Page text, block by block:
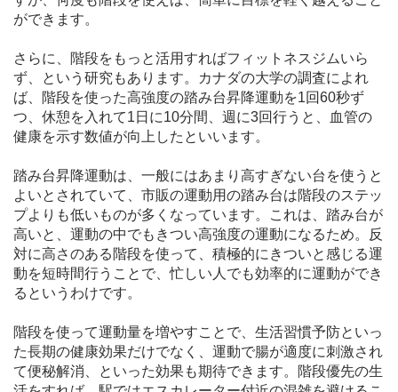
ができます。
さらに、階段をもっと活用すればフィットネスジムいら
ず、という研究もあります。カナダの大学の調査によれ
ば、階段を使った高強度の踏み台昇降運動を1回60秒ず
つ、休憩を入れて1日に10分間、週に3回行うと、血管の
健康を示す数値が向上したといいます。
踏み台昇降運動は、一般にはあまり高すぎない台を使うと
よいとされていて、市販の運動用の踏み台は階段のステッ
プよりも低いものが多くなっています。これは、踏み台が
高いと、運動の中でもきつい高強度の運動になるため。反
対に高さのある階段を使って、積極的にきついと感じる運
動を短時間行うことで、忙しい人でも効率的に運動ができ
るというわけです。
階段を使って運動量を増やすことで、生活習慣予防といっ
た長期の健康効果だけでなく、運動で腸が適度に刺激され
て便秘解消、といった効果も期待できます。階段優先の生